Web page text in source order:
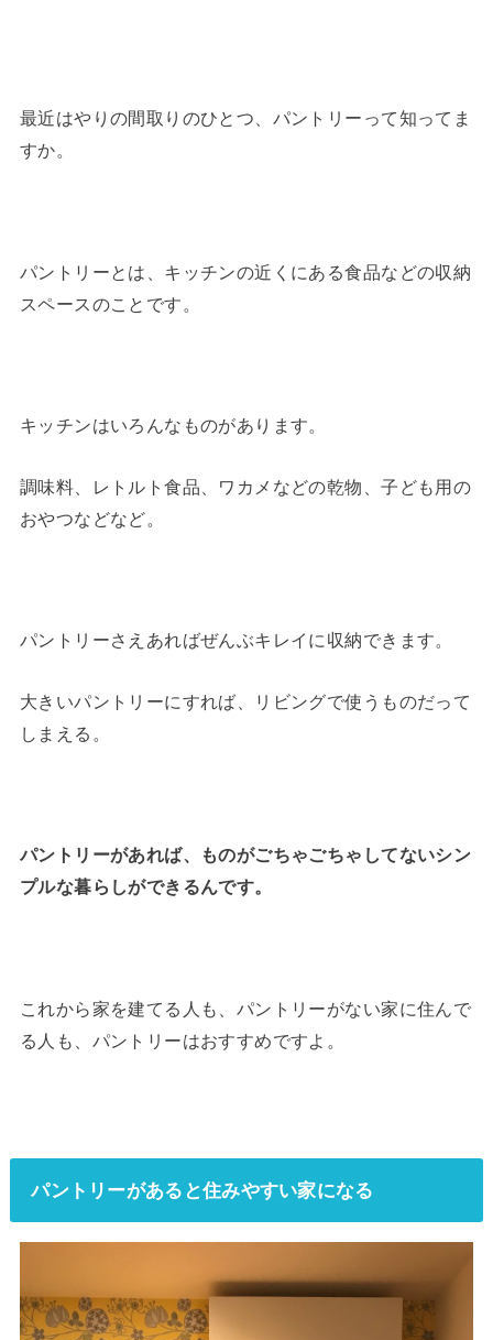
最近はやりの間取りのひとつ、パントリーって知ってま
すか。
パントリーとは、キッチンの近くにある食品などの収納
スペースのことです。
キッチンはいろんなものがあります。
調味料、レトルト食品、ワカメなどの乾物、子ども用の
おやつなどなど。
パントリーさえあればぜんぶキレイに収納できます。
大きいパントリーにすれば、リビングで使うものだって
しまえる。
パントリーがあれば、ものがごちゃごちゃしてないシン
プルな暮らしができるんです。
これから家を建てる人も、パントリーがない家に住んで
る人も、パントリーはおすすめですよ。
パントリーがあると住みやすい家になる